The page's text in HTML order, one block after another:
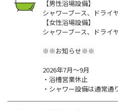
【男性浴場設備】
シャワーブース、ドライ
【女性浴場設備】
シャワーブース、ドライ
※※お知らせ※※
2026年7月〜9月
・浴槽営業休止
・シャワー設備は通常通